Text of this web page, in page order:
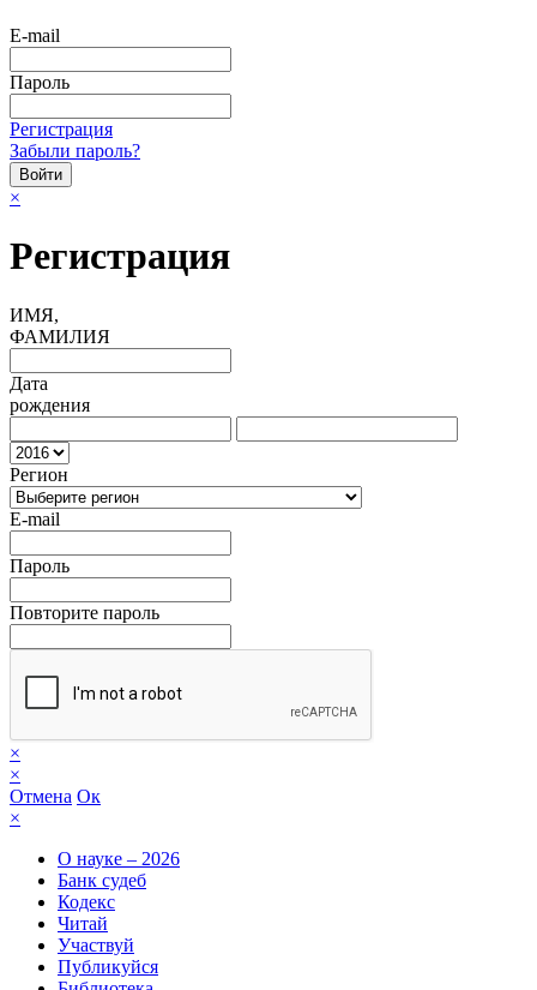
E-mail
Пароль
Регистрация
Забыли пароль?
×
Регистрация
ИМЯ,
ФАМИЛИЯ
Дата
рождения
Регион
E-mail
Пароль
Повторите пароль
×
×
Отмена Ок
×
О науке – 2026
Банк судеб
Кодекс
Читай
Участвуй
Публикуйся